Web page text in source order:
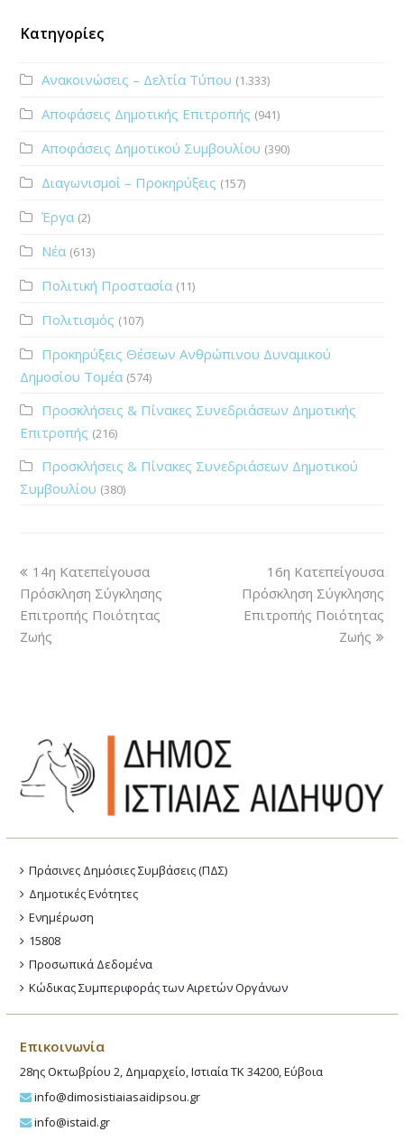
Κατηγορίες
Ανακοινώσεις – Δελτία Τύπου (1.333)
Αποφάσεις Δημοτικής Επιτροπής (941)
Αποφάσεις Δημοτικού Συμβουλίου (390)
Διαγωνισμοί – Προκηρύξεις (157)
Έργα (2)
Νέα (613)
Πολιτική Προστασία (11)
Πολιτισμός (107)
Προκηρύξεις Θέσεων Ανθρώπινου Δυναμικού
Δημοσίου Τομέα (574)
Προσκλήσεις & Πίνακες Συνεδριάσεων Δημοτικής
Επιτροπής (216)
Προσκλήσεις & Πίνακες Συνεδριάσεων Δημοτικού
Συμβουλίου (380)
14η Κατεπείγουσα
Πρόσκληση Σύγκλησης
Επιτροπής Ποιότητας
Ζωής
16η Κατεπείγουσα
Πρόσκληση Σύγκλησης
Επιτροπής Ποιότητας
Ζωής
Πράσινες Δημόσιες Συμβάσεις (ΠΔΣ)
Δημοτικές Ενότητες
Ενημέρωση
15808
Προσωπικά Δεδομένα
Κώδικας Συμπεριφοράς των Αιρετών Οργάνων
Επικοινωνία
28ης Οκτωβρίου 2, Δημαρχείο, Ιστιαία ΤΚ 34200, Εύβοια
info@dimosistiaiasaidipsou.gr
info@istaid.gr